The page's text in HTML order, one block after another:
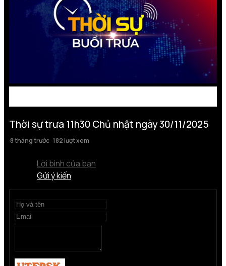
Thời sự trưa 11h30 Chủ nhật ngày 30/11/2025
8 tháng trước 182 lượt xem
Lời bình của bạn
Gửi ý kiến